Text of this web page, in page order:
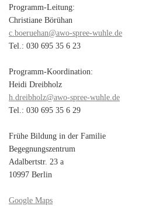
Programm-Leitung:
Christiane Börühan
c.boeruehan@awo-spree-wuhle.de
Tel.: 030 695 35 6 23
Programm-Koordination:
Heidi Dreibholz
h.dreibholz@awo-spree-wuhle.de
Tel.: 030 695 35 6 29
Frühe Bildung in der Familie
Begegnungszentrum
Adalbertstr. 23 a
10997 Berlin
Google Maps